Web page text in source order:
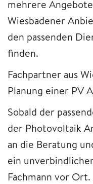
mehrere
Wiesbadener
den passenden
finden.
Fachpartner aus
Planung einer PV
Sobald der
der Photovoltaik
an die Beratung
ein
Fachmann vor